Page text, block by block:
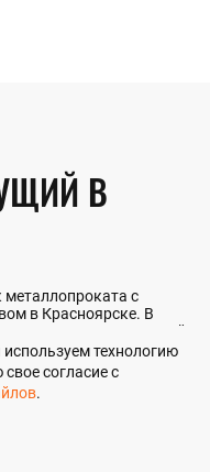
В
с
в Красноярске. В
и 70 наименований
нержавеющий прокат
быстрорежущий как
из наличия или под
— от входного
технологию
согласие с
.